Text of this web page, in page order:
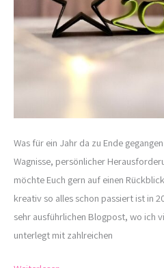
Was für ein Jahr da zu Ende
Wagnisse, persönlicher
möchte Euch gern auf einen
kreativ so alles schon passiert ist in
sehr ausführlichen Blogpost, wo ich
unterlegt mit zahlreichen